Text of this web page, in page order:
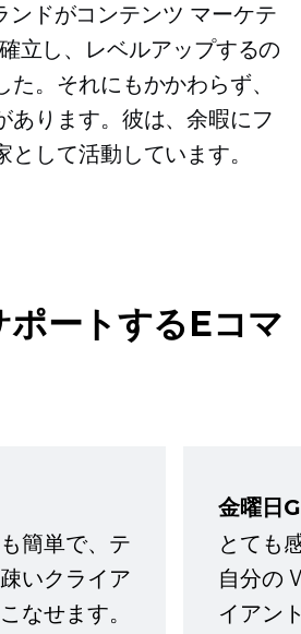
ンドがコンテンツ マーケテ
立し、レベルアップするの
た。それにもかかわらず、
あります。彼は、余暇にフ
として活動しています。
ートするEコマ
簡単で、テ
いクライア
なせます。
金曜日G
とても
自分の
イアン